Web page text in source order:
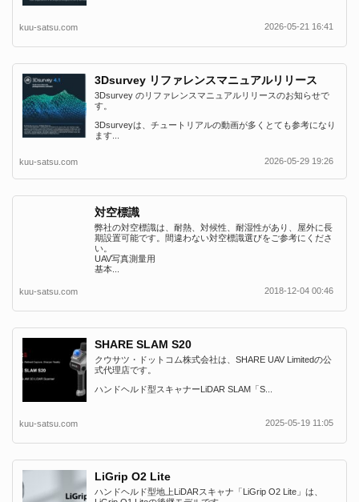
kuu-satsu.com 2026-05-21 16:41
3Dsurvey リファレンスマニュアルリリース
3Dsurvey のリファレンスマニュアルリリースのお知らせで
す。
3Dsurveyは、チュートリアルの動画が多くとても参考になり
ます...
kuu-satsu.com 2026-05-29 19:26
対空標識
弊社の対空標識は、耐熱、対候性、耐湿性があり、屋外に長
期設置可能です。間違わない対空標識選びをご参考にくださ
い。
UAV写真測量用
基本...
kuu-satsu.com 2018-12-04 00:46
SHARE SLAM S20
クウサツ・ドットコム株式会社は、SHARE UAV Limitedの公
式代理店です。
ハンドヘルド型スキャナーLiDAR SLAM「S...
kuu-satsu.com 2025-05-19 11:05
LiGrip O2 Lite
ハンドヘルド型地上LiDARスキャナ「LiGrip O2 Lite」は、